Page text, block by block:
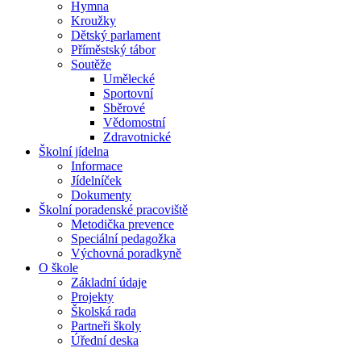
Hymna
Kroužky
Dětský parlament
Příměstský tábor
Soutěže
Umělecké
Sportovní
Sběrové
Vědomostní
Zdravotnické
Školní jídelna
Informace
Jídelníček
Dokumenty
Školní poradenské pracoviště
Metodička prevence
Speciální pedagožka
Výchovná poradkyně
O škole
Základní údaje
Projekty
Školská rada
Partneři školy
Úřední deska